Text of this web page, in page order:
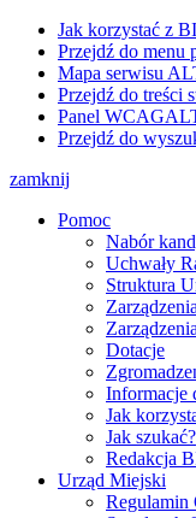
Jak korzystać z
Przejdź do menu
Mapa serwisu
Przejdź do treści
Panel WCAG
Przejdź do
zamknij
Pomoc
Nabór
Uchwały
Struktura
Dotacje
Informacje
Jak
Jak szukać?
Redakcja
Urząd Miejski
Regulamin